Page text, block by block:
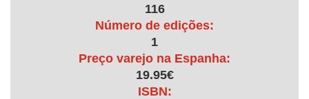
116
Número de edições:
1
Preço varejo na Espanha:
19.95€
ISBN: